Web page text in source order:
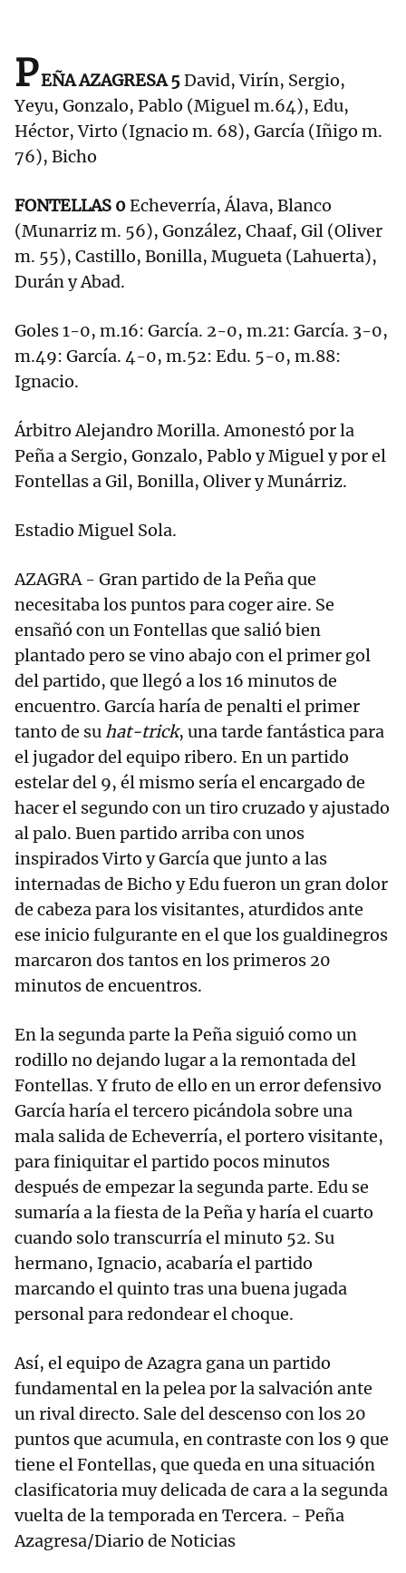
PEÑA AZAGRESA 5David, Virín, Sergio,
Yeyu, Gonzalo, Pablo (Miguel m.64), Edu,
Héctor, Virto (Ignacio m. 68), García (Iñigo m.
76), Bicho
FONTELLAS 0Echeverría, Álava, Blanco
(Munarriz m. 56), González, Chaaf, Gil (Oliver
m. 55), Castillo, Bonilla, Mugueta (Lahuerta),
Durán y Abad.
Goles 1-0, m.16: García. 2-0, m.21: García. 3-0,
m.49: García. 4-0, m.52: Edu. 5-0, m.88:
Ignacio.
Árbitro Alejandro Morilla. Amonestó por la
Peña a Sergio, Gonzalo, Pablo y Miguel y por el
Fontellas a Gil, Bonilla, Oliver y Munárriz.
Estadio Miguel Sola.
AZAGRA - Gran partido de la Peña que
necesitaba los puntos para coger aire. Se
ensañó con un Fontellas que salió bien
plantado pero se vino abajo con el primer gol
del partido, que llegó a los 16 minutos de
encuentro. García haría de penalti el primer
tanto de suhat-trick, una tarde fantástica para
el jugador del equipo ribero. En un partido
estelar del 9, él mismo sería el encargado de
hacer el segundo con un tiro cruzado y ajustado
al palo. Buen partido arriba con unos
inspirados Virto y García que junto a las
internadas de Bicho y Edu fueron un gran dolor
de cabeza para los visitantes, aturdidos ante
ese inicio fulgurante en el que los gualdinegros
marcaron dos tantos en los primeros 20
minutos de encuentros.
En la segunda parte la Peña siguió como un
rodillo no dejando lugar a la remontada del
Fontellas. Y fruto de ello en un error defensivo
García haría el tercero picándola sobre una
mala salida de Echeverría, el portero visitante,
para finiquitar el partido pocos minutos
después de empezar la segunda parte. Edu se
sumaría a la fiesta de la Peña y haría el cuarto
cuando solo transcurría el minuto 52. Su
hermano, Ignacio, acabaría el partido
marcando el quinto tras una buena jugada
personal para redondear el choque.
Así, el equipo de Azagra gana un partido
fundamental en la pelea por la salvación ante
un rival directo. Sale del descenso con los 20
puntos que acumula, en contraste con los 9 que
tiene el Fontellas, que queda en una situación
clasificatoria muy delicada de cara a la segunda
vuelta de la temporada en Tercera. - Peña
Azagresa/Diario de Noticias